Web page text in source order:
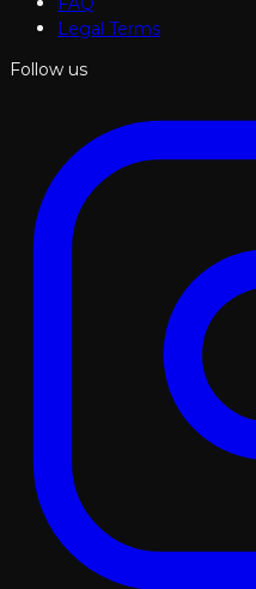
Legal Terms
Follow us